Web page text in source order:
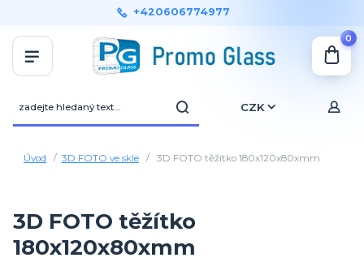
CZK
+420606774977
0
Úvod 3D FOTO ve skle 3D FOTO těžítko 180x120x80xmm
3D FOTO těžítko
180x120x80xmm